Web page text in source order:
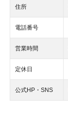
住所
電話番号
営業時間
定休日
公式HP・SNS